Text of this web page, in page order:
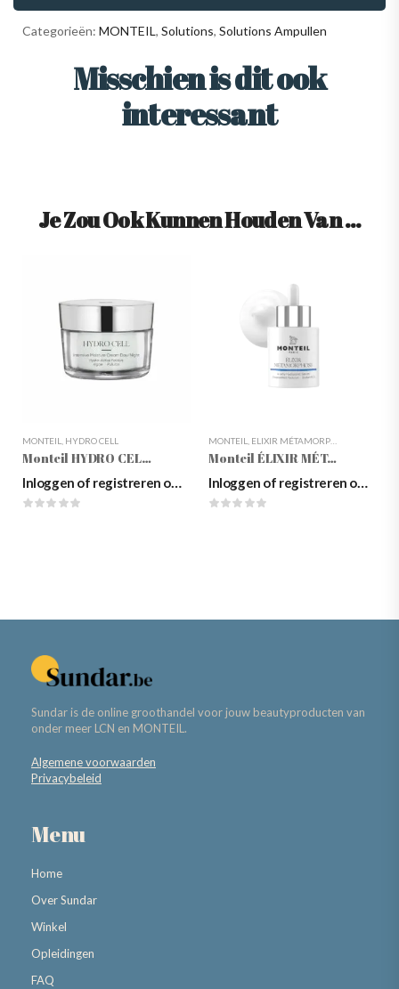
Categorieën: MONTEIL, Solutions, Solutions Ampullen
Misschien is dit ook
interessant
Je Zou Ook Kunnen Houden Van …
MONTEIL HYDRO CELL
Monteil HYDRO CELL Intensive Moisture Cream Day/Night, 50ml
MONTEIL ELIXIR MÉTAMORPHOSE
Monteil ÉLIXIR MÉTAMORPHOSE 4-Way Hyaluronic Serum
Sundar is de online groothandel voor jouw beautyproducten van
onder meer LCN en MONTEIL.
Algemene voorwaarden
Privacybeleid
Menu
Home
Over Sundar
Winkel
Opleidingen
FAQ